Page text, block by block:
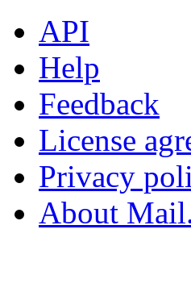
API
Help
Feedback
License
Privacy
About